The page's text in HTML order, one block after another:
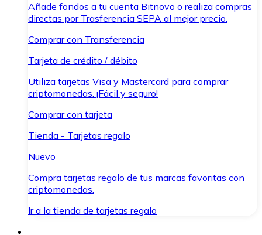
Añade fondos a tu cuenta Bitnovo o realiza compras
directas por Trasferencia SEPA al mejor precio.
Comprar con Transferencia
Tarjeta de crédito / débito
Utiliza tarjetas Visa y Mastercard para comprar
criptomonedas. ¡Fácil y seguro!
Comprar con tarjeta
Tienda - Tarjetas regalo
Nuevo
Compra tarjetas regalo de tus marcas favoritas con
criptomonedas.
Ir a la tienda de tarjetas regalo